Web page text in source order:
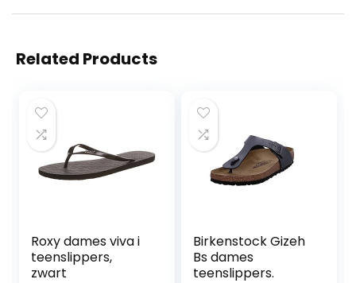
Related Products
Roxy dames viva i
teenslippers,
zwart
Birkenstock Gizeh
Bs dames
teenslippers.